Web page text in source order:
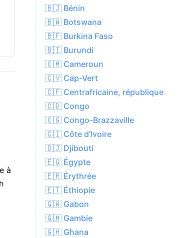
à
🇧🇯 Bénin
🇧🇼 Botswana
🇧🇫 Burkina Faso
🇧🇮 Burundi
🇨🇲 Cameroun
🇨🇻 Cap-Vert
🇨🇫 Centrafricaine, république
🇨🇩 Congo
🇨🇬 Congo-Brazzaville
🇨🇮 Côte d’Ivoire
🇩🇯 Djibouti
🇪🇬 Égypte
🇪🇷 Érythrée
🇪🇹 Éthiopie
🇬🇦 Gabon
🇬🇲 Gambie
🇬🇭 Ghana